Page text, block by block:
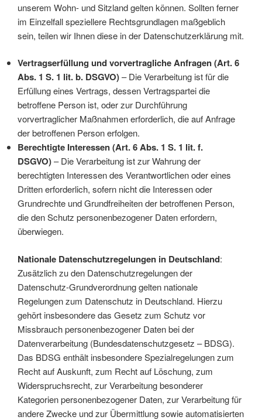
unserem Wohn- und Sitzland gelten können. Sollten ferner
im Einzelfall speziellere Rechtsgrundlagen maßgeblich
sein, teilen wir Ihnen diese in der Datenschutzerklärung mit.
Vertragserfüllung und vorvertragliche Anfragen (Art. 6
Abs. 1 S. 1 lit. b. DSGVO)– Die Verarbeitung ist für die
Erfüllung eines Vertrags, dessen Vertragspartei die
betroffene Person ist, oder zur Durchführung
vorvertraglicher Maßnahmen erforderlich, die auf Anfrage
der betroffenen Person erfolgen.
Berechtigte Interessen (Art. 6 Abs. 1 S. 1 lit. f.
DSGVO)– Die Verarbeitung ist zur Wahrung der
berechtigten Interessen des Verantwortlichen oder eines
Dritten erforderlich, sofern nicht die Interessen oder
Grundrechte und Grundfreiheiten der betroffenen Person,
die den Schutz personenbezogener Daten erfordern,
überwiegen.
Nationale Datenschutzregelungen in Deutschland:
Zusätzlich zu den Datenschutzregelungen der
Datenschutz-Grundverordnung gelten nationale
Regelungen zum Datenschutz in Deutschland. Hierzu
gehört insbesondere das Gesetz zum Schutz vor
Missbrauch personenbezogener Daten bei der
Datenverarbeitung (Bundesdatenschutzgesetz – BDSG).
Das BDSG enthält insbesondere Spezialregelungen zum
Recht auf Auskunft, zum Recht auf Löschung, zum
Widerspruchsrecht, zur Verarbeitung besonderer
Kategorien personenbezogener Daten, zur Verarbeitung für
andere Zwecke und zur Übermittlung sowie automatisierten